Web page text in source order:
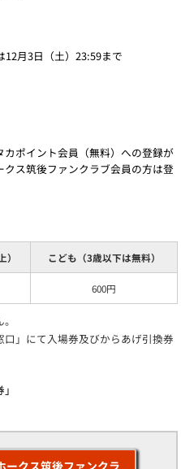
12月3日（土）23:59まで
ポイント会員（無料）への登録が
ス筑後ファンクラブ会員の方は登
こども（3歳以下は無料）
600円
」にて入場券及びからあげ引換券
ークス筑後ファンクラ